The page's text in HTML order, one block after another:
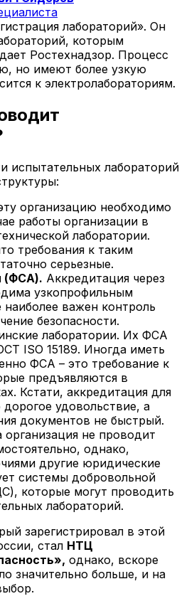
лабораторий». Он
которым
Ростехнадзор. Процесс
но имеют более узкую
к электролабораториям.
испытательных лабораторий
организацию необходимо
работы организации в
лаборатории.
требования к таким
серьезные.
(ФСА). Аккредитация через
узкопрофильным
наиболее важен контроль
безопасности.
лаборатории. Их ФСА
ISO 15189. Иногда иметь
ФСА – это требование к
предъявляются в
Кстати, аккредитация для
удовольствие, а
документов не быстрый.
организация не проводит
однако,
другие юридические
системы добровольной
которые могут проводить
лабораторий.
зарегистрировал в этой
стал НТЦ
однако, вскоре
значительно больше, и на